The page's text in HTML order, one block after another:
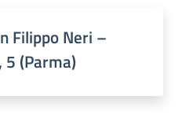
Filippo Neri –
5 (Parma)